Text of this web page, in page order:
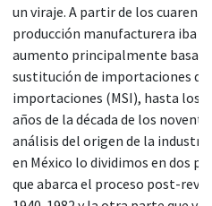
un viraje. A partir de los
producción manufacturera iba
aumento principalmente
sustitución de importaciones de
importaciones (MSI), hasta los
años de la década de los
análisis del origen de la
en México lo dividimos en dos
que abarca el proceso post-